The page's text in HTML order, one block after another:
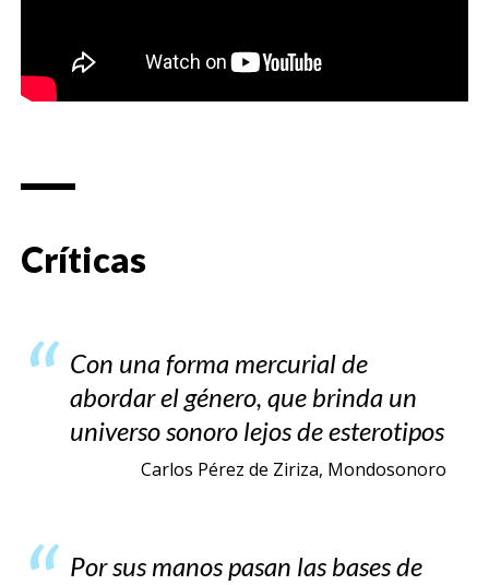
Críticas
Con una forma mercurial de
abordar el género, que brinda un
universo sonoro lejos de esterotipos
Carlos Pérez de Ziriza, Mondosonoro
Por sus manos pasan las bases de